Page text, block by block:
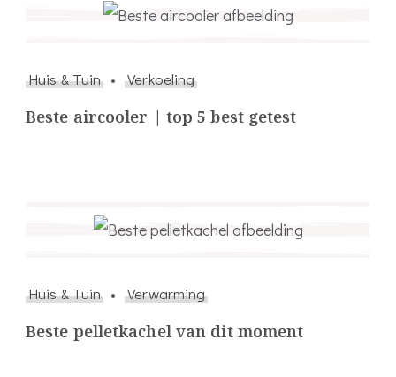
Huis & Tuin Verkoeling
Beste aircooler | top 5 best getest
Huis & Tuin Verwarming
Beste pelletkachel van dit moment